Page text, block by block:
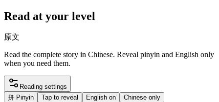
Read at your level
原文
Read the complete story in Chinese. Reveal pinyin and English only
when you need them.
Reading settings
拼 Pinyin Tap to reveal English on Chinese only